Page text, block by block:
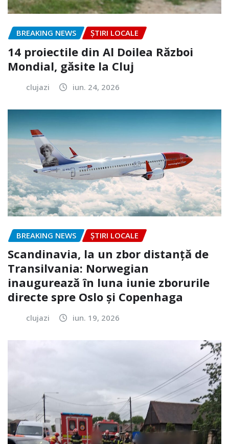
BREAKING NEWS ȘTIRI LOCALE
14 proiectile din Al Doilea Război
Mondial, găsite la Cluj
clujazi iun. 24, 2026
BREAKING NEWS ȘTIRI LOCALE
Scandinavia, la un zbor distanță de
Transilvania: Norwegian
inaugurează în luna iunie zborurile
directe spre Oslo și Copenhaga
clujazi iun. 19, 2026